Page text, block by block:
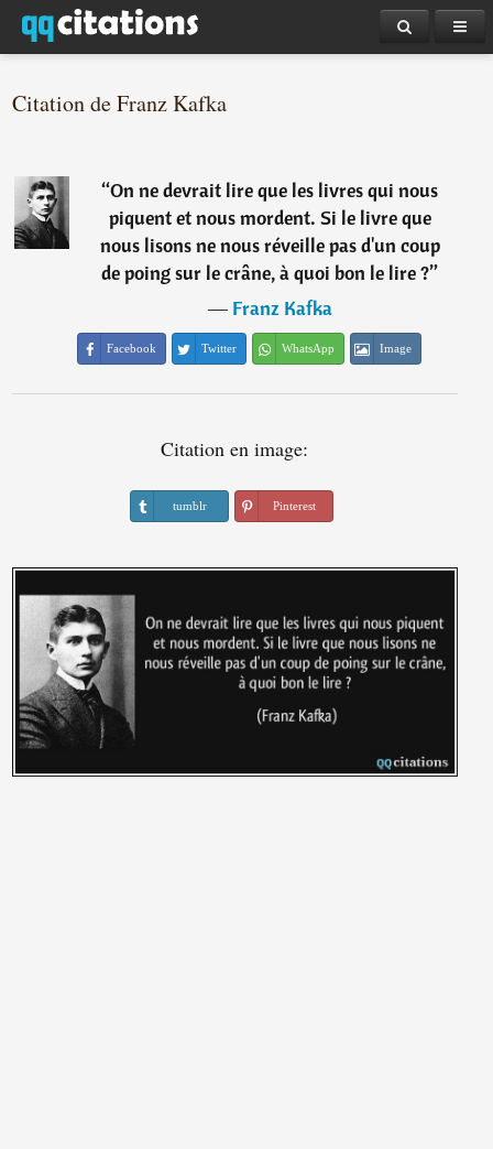
Citation de Franz Kafka
“On ne devrait lire que les livres qui nous
piquent et nous mordent. Si le livre que
nous lisons ne nous réveille pas d'un coup
de poing sur le crâne, à quoi bon le lire ?”
―Franz Kafka
Facebook Twitter WhatsApp Image
Citation en image:
tumblr Pinterest